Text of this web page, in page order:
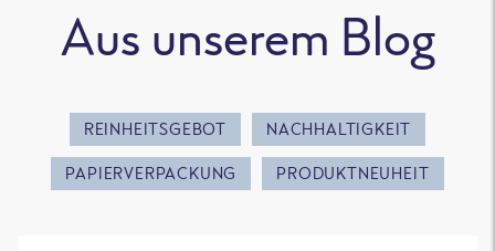
Aus unserem Blog
REINHEITSGEBOT NACHHALTIGKEIT
PAPIERVERPACKUNG PRODUKTNEUHEIT